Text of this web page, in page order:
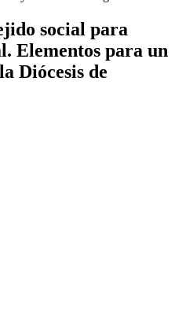
social para
Elementos para un
Diócesis de